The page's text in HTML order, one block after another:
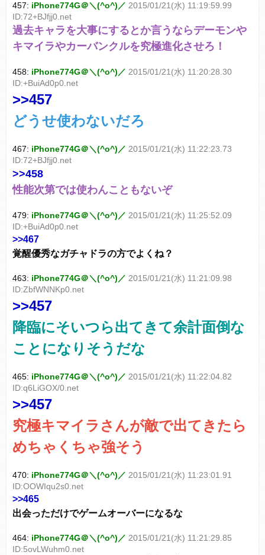
457: iPhone774G＠＼(^o^)／ 2015/01/21(水) 11:19:59.99
ID:72+BJfjj0.net
過去キャラを大事にするとか言うならデーモンや
キマイラやカーバンクルを究極進化させろ！
458: iPhone774G＠＼(^o^)／ 2015/01/21(水) 11:20:28.30
ID:+BuiAd0p0.net
>>457
どうせ使わないだろ
467: iPhone774G＠＼(^o^)／ 2015/01/21(水) 11:22:23.73
ID:72+BJfjj0.net
>>458
性能次第では使わんこともないぞ
479: iPhone774G＠＼(^o^)／ 2015/01/21(水) 11:25:52.09
ID:+BuiAd0p0.net
>>467
覚醒優秀なガチャドラの方でよくね？
463: iPhone774G＠＼(^o^)／ 2015/01/21(水) 11:21:09.98
ID:ZbfWNNKp0.net
>>457
降臨にそいつら出てきて余計面倒な
ことになりそうだな
465: iPhone774G＠＼(^o^)／ 2015/01/21(水) 11:22:04.82
ID:q6LiGOX/0.net
>>457
究極キマイラさんが敵で出てきたら
めちゃくちゃ強そう
470: iPhone774G＠＼(^o^)／ 2015/01/21(水) 11:23:01.91
ID:OOWIqu2s0.net
>>465
出会っただけでゲームオーバーになるな
464: iPhone774G＠＼(^o^)／ 2015/01/21(水) 11:21:29.85
ID:5ovLWuhm0.net